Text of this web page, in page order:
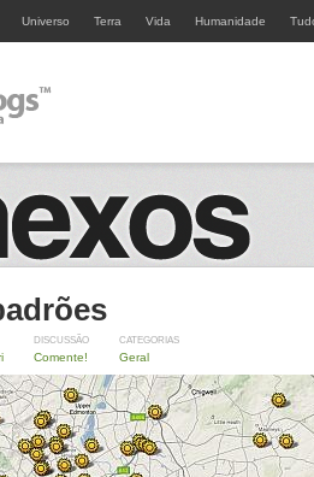
Universo Terra Vida Humanidade
DISCUSSÃO
Comente!
CATEGORIAS
Geral
ferramentas